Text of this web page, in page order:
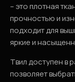
– это плотная
прочностью и
подходит для
яркие и
Твил доступен в
позволяет